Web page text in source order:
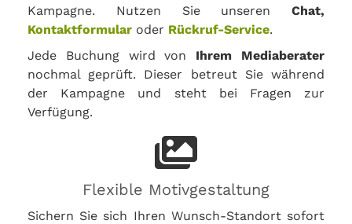
Kampagne. Nutzen Sie unseren Chat,
Kontaktformular oder Rückruf-Service.
Jede Buchung wird von Ihrem Mediaberater
nochmal geprüft. Dieser betreut Sie während
der Kampagne und steht bei Fragen zur
Verfügung.
Flexible Motivgestaltung
Sichern Sie sich Ihren Wunsch-Standort sofort